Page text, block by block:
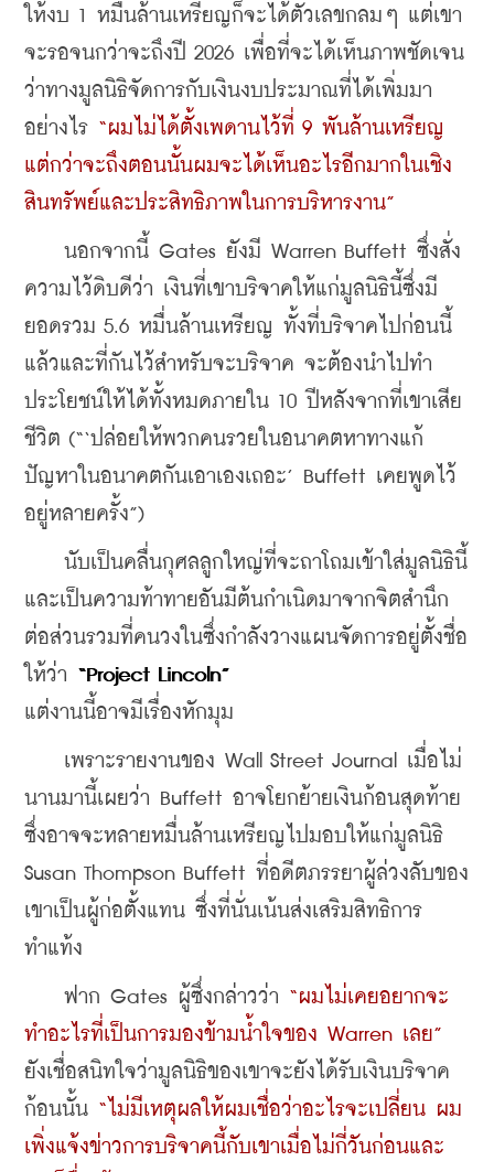
ให้งบ 1 หมื่นล้านเหรียญก็จะได้ตัวเลขกลมๆ แต่เขา
จะรอจนกว่าจะถึงปี 2026 เพื่อที่จะได้เห็นภาพชัดเจน
ว่าทางมูลนิธิจัดการกับเงินงบประมาณที่ได้เพิ่มมา
อย่างไร “ผมไม่ได้ตั้งเพดานไว้ที่ 9 พันล้านเหรียญ
แต่กว่าจะถึงตอนนั้นผมจะได้เห็นอะไรอีกมากในเชิง
สินทรัพย์และประสิทธิภาพในการบริหารงาน”
นอกจากนี้ Gates ยังมี Warren Buffett ซึ่งสั่ง
ความไว้ดิบดีว่า เงินที่เขาบริจาคให้แก่มูลนิธินี้ซึ่งมี
ยอดรวม 5.6 หมื่นล้านเหรียญ ทั้งที่บริจาคไปก่อนนี้
แล้วและที่กันไว้สำหรับจะบริจาค จะต้องนำไปทำ
ประโยชน์ให้ได้ทั้งหมดภายใน 10 ปีหลังจากที่เขาเสีย
ชีวิต (“‘ปล่อยให้พวกคนรวยในอนาคตหาทางแก้
ปัญหาในอนาคตกันเอาเองเถอะ’ Buffett เคยพูดไว้
อยู่หลายครั้ง”)
นับเป็นคลื่นกุศลลูกใหญ่ที่จะถาโถมเข้าใส่มูลนิธินี้
และเป็นความท้าทายอันมีต้นกำเนิดมาจากจิตสำนึก
ต่อส่วนรวมที่คนวงในซึ่งกำลังวางแผนจัดการอยู่ตั้งชื่อ
ให้ว่า “Project Lincoln”
แต่งานนี้อาจมีเรื่องหักมุม
เพราะรายงานของ Wall Street Journal เมื่อไม่
นานมานี้เผยว่า Buffett อาจโยกย้ายเงินก้อนสุดท้าย
ซึ่งอาจจะหลายหมื่นล้านเหรียญไปมอบให้แก่มูลนิธิ
Susan Thompson Buffett ที่อดีตภรรยาผู้ล่วงลับของ
เขาเป็นผู้ก่อตั้งแทน ซึ่งที่นั่นเน้นส่งเสริมสิทธิการ
ทำแท้ง
ฟาก Gates ผู้ซึ่งกล่าวว่า “ผมไม่เคยอยากจะ
ทำอะไรที่เป็นการมองข้ามน้ำใจของ Warren เลย”
ยังเชื่อสนิทใจว่ามูลนิธิของเขาจะยังได้รับเงินบริจาค
ก้อนนั้น “ไม่มีเหตุผลให้ผมเชื่อว่าอะไรจะเปลี่ยน ผม
เพิ่งแจ้งข่าวการบริจาคนี้กับเขาเมื่อไม่กี่วันก่อนและ